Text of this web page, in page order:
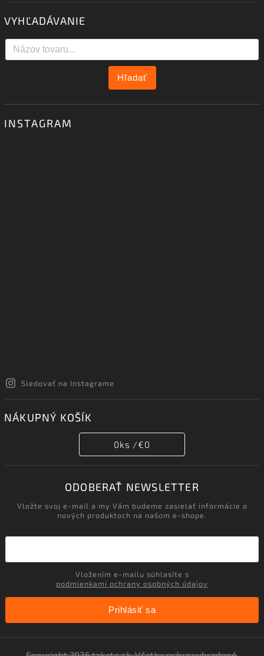
VYHĽADÁVANIE
Hľadať
INSTAGRAM
Sledovať na Instagrame
NÁKUPNÝ KOŠÍK
0ks /€0
ODOBERAŤ NEWSLETTER
Vložte svoj e-mail a my Vám budeme zasielať informácie o
nových produktoch na našom e-shope.
podmienkami ochrany osobných údajov
Prihlásiť sa